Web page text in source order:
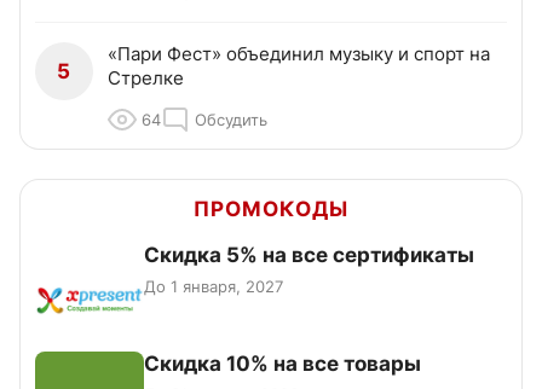
5
«Пари Фест» объединил музыку и спорт на
Стрелке
64 Обсудить
ПРОМОКОДЫ
Скидка 5% на все сертификаты
До 1 января, 2027
Скидка 10% на все товары